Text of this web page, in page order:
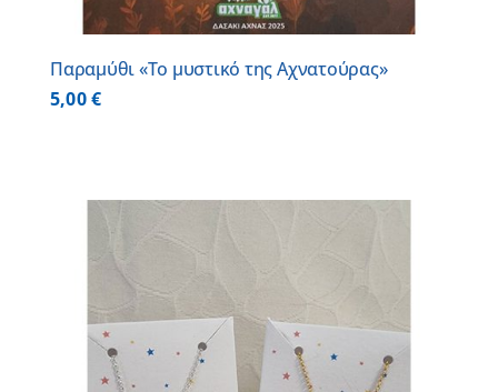
Παραμύθι «Το μυστικό της Αχνατούρας»
5,00€